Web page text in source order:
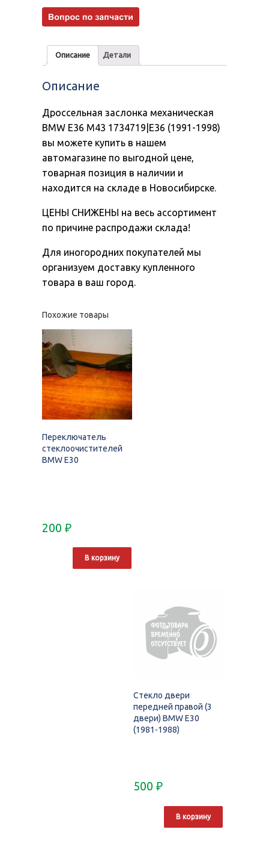
Описание Детали
Описание
Дроссельная заслонка механическая
BMW E36 M43 1734719|E36 (1991-1998)
вы можете купить в нашем
автомагазине по выгодной цене,
товарная позиция в наличии и
находится на складе в Новосибирске.
ЦЕНЫ СНИЖЕНЫ на весь ассортимент
по причине распродажи склада!
Для иногородних покупателей мы
организуем доставку купленного
товара в ваш город.
Похожие товары
Переключатель
стеклоочистителей
BMW E30
200 ₽
В корзину
Стекло двери
передней правой (3
двери) BMW E30
(1981-1988)
500 ₽
В корзину